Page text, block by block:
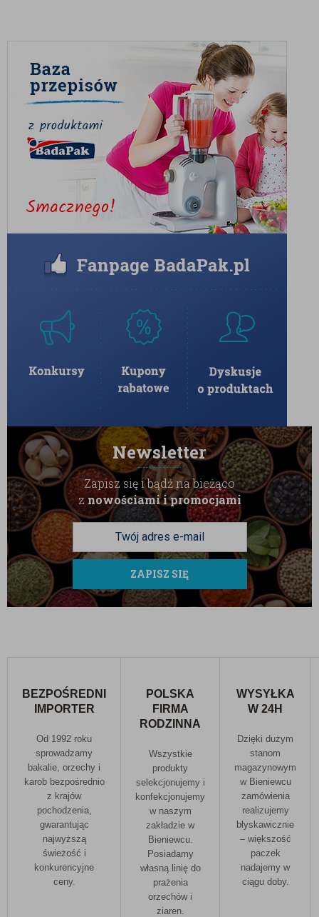
Newsletter
Zapisz się i bądź na bieżąco
znowościami i promocjami
ZAPISZ SIĘ
BEZPOŚREDNI
IMPORTER
Od 1992 roku
sprowadzamy
bakalie, orzechy i
karob bezpośrednio
z krajów
pochodzenia,
gwarantując
najwyższą
świeżość i
konkurencyjne
ceny.
POLSKA
FIRMA
RODZINNA
Wszystkie
produkty
selekcjonujemy i
konfekcjonujemy
w naszym
zakładzie w
Bieniewcu.
Posiadamy
własną linię do
prażenia
orzechów i
ziaren.
WYSYŁKA
W 24H
Dzięki dużym
stanom
magazynowym
w Bieniewcu
zamówienia
realizujemy
błyskawicznie
– większość
paczek
nadajemy w
ciągu doby.